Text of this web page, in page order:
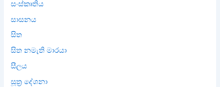
සංස්කෘතිය
සාසනය
සිත
සිත නමැති මාරයා
සීලය
සූත්‍ර දේශනා